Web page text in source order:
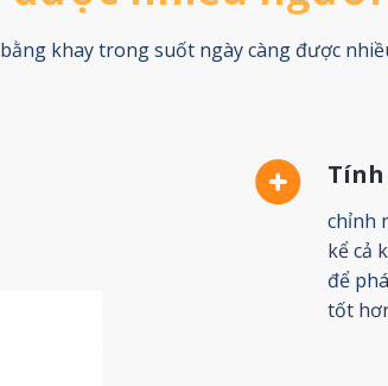
khay trong suốt ngày càng được
chỉnh
kể cả
để
tốt